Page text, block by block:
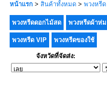
หน้าแรก > สินค้าทั้งหมด > พวงหรีด
พวงหรีดดอกไม้สด พวงหรีดผ้าห่ม
พวงหรีด VIP พวงหรีดของใช้
จังหวัดที่จัดส่ง: